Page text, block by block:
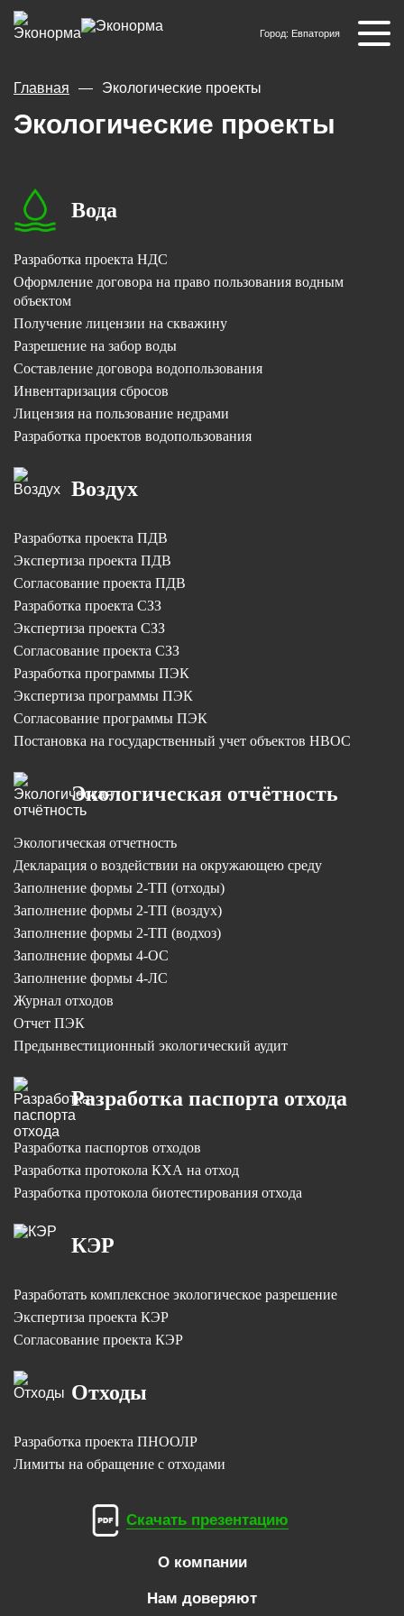
Город: Евпатория
Главная Экологические проекты
Экологические проекты
Вода
Разработка проекта НДС
Оформление договора на право пользования водным
объектом
Получение лицензии на скважину
Разрешение на забор воды
Составление договора водопользования
Инвентаризация сбросов
Лицензия на пользование недрами
Разработка проектов водопользования
Воздух
Разработка проекта ПДВ
Экспертиза проекта ПДВ
Согласование проекта ПДВ
Разработка проекта СЗЗ
Экспертиза проекта СЗЗ
Согласование проекта СЗЗ
Разработка программы ПЭК
Экспертиза программы ПЭК
Согласование программы ПЭК
Постановка на государственный учет объектов НВОС
Экологическая отчётность
Экологическая отчетность
Декларация о воздействии на окружающею среду
Заполнение формы 2-ТП (отходы)
Заполнение формы 2-ТП (воздух)
Заполнение формы 2-ТП (водхоз)
Заполнение формы 4-ОС
Заполнение формы 4-ЛС
Журнал отходов
Отчет ПЭК
Предынвестиционный экологический аудит
Разработка паспорта отхода
Разработка паспортов отходов
Разработка протокола КХА на отход
Разработка протокола биотестирования отхода
КЭР
Разработать комплексное экологическое разрешение
Экспертиза проекта КЭР
Согласование проекта КЭР
Отходы
Разработка проекта ПНООЛР
Лимиты на обращение с отходами
Скачать презентацию
О компании
Нам доверяют